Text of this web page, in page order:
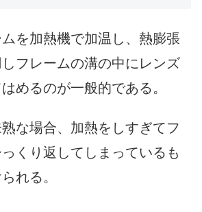
を加熱機で加温し、熱膨張
フレームの溝の中にレンズ
めるのが一般的である。
な場合、加熱をしすぎてフ
くり返してしまっているも
れる。